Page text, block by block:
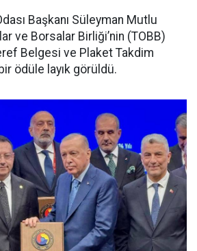
Başkanı Süleyman Mutlu
ve Borsalar Birliği’nin (TOBB)
Belgesi ve Plaket Takdim
ödüle layık görüldü.